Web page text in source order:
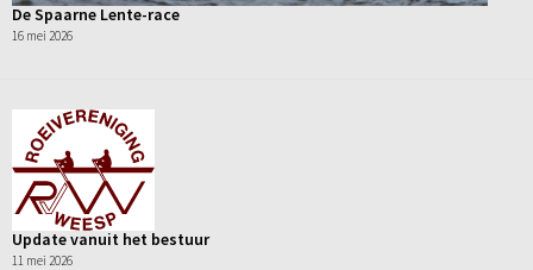
De Spaarne Lente-race
16 mei 2026
Update vanuit het bestuur
11 mei 2026